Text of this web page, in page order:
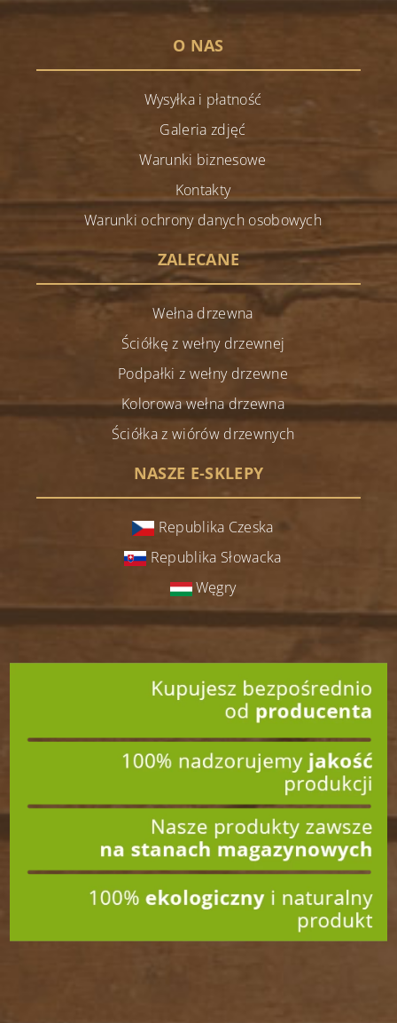
O NAS
Wysyłka i płatność
Galeria zdjęć
Warunki biznesowe
Kontakty
Warunki ochrony danych osobowych
ZALECANE
Wełna drzewna
Ściółkę z wełny drzewnej
Podpałki z wełny drzewne
Kolorowa wełna drzewna
Ściółka z wiórów drzewnych
NASZE E-SKLEPY
Republika Czeska
Republika Słowacka
Węgry